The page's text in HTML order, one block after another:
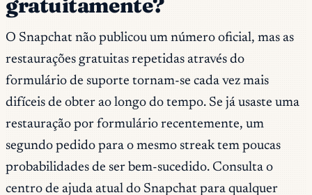
O Snapchat não publicou um número oficial, mas as
restaurações gratuitas repetidas através do
formulário de suporte tornam-se cada vez mais
difíceis de obter ao longo do tempo. Se já usaste uma
restauração por formulário recentemente, um
segundo pedido para o mesmo streak tem poucas
probabilidades de ser bem-sucedido. Consulta o
centro de ajuda atual do Snapchat para qualquer